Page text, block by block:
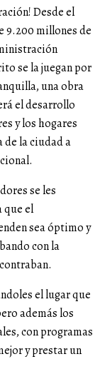
Desde el
9.200 millones de
se la juegan por
una obra
el desarrollo
y los hogares
de la ciudad a
se les
que el
sea óptimo y
con la
el lugar que
además los
con programas
y prestar un